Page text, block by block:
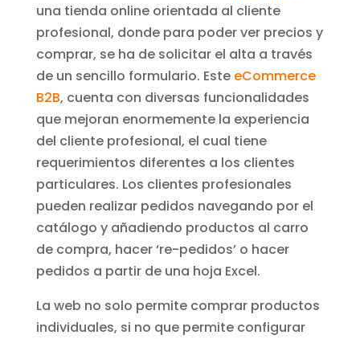
una tienda online orientada al cliente
profesional, donde para poder ver precios y
comprar, se ha de solicitar el alta a través
de un sencillo formulario. Este eCommerce
B2B, cuenta con diversas funcionalidades
que mejoran enormemente la experiencia
del cliente profesional, el cual tiene
requerimientos diferentes a los clientes
particulares. Los clientes profesionales
pueden realizar pedidos navegando por el
catálogo y añadiendo productos al carro
de compra, hacer ‘re-pedidos’ o hacer
pedidos a partir de una hoja Excel.
La web no solo permite comprar productos
individuales, si no que permite configurar